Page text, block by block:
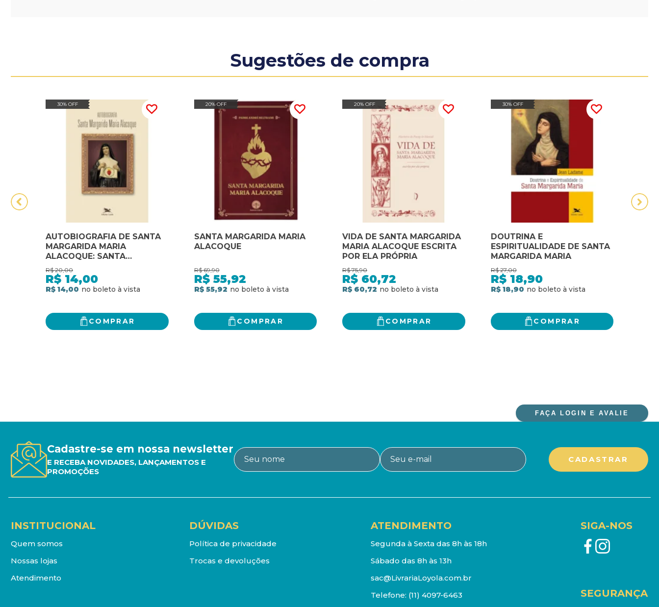
Sugestões de compra
30% OFF
AUTOBIOGRAFIA DE SANTA
MARGARIDA MARIA
ALACOQUE: SANTA
MARGARIDA MARIA
ALACOQUE
R$ 20,00
R$ 14,00
R$ 14,00
COMPRAR
20% OFF
SANTA MARGARIDA MARIA
ALACOQUE
R$ 69,90
R$ 55,92
R$ 55,92
COMPRAR
20% OFF
VIDA DE SANTA MARGARIDA
MARIA ALACOQUE ESCRITA
POR ELA PRÓPRIA
R$ 75,90
R$ 60,72
R$ 60,72
COMPRAR
30% OFF
DOUTRINA E
ESPIRITUALIDADE DE SANTA
MARGARIDA MARIA
R$ 27,00
R$ 18,90
R$ 18,90
COMPRAR
FAÇA LOGIN E AVALIE
Cadastre-se em nossa newsletter
E RECEBA NOVIDADES, LANÇAMENTOS E
PROMOÇÕES
INSTITUCIONAL
Quem somos
Nossas lojas
Atendimento
DÚVIDAS
Política de privacidade
Trocas e devoluções
ATENDIMENTO
Segunda à Sexta das 8h às 18h
Sábado das 8h às 13h
sac@LivrariaLoyola.com.br
Telefone: (11) 4097-6463
SIGA-NOS
SEGURANÇA